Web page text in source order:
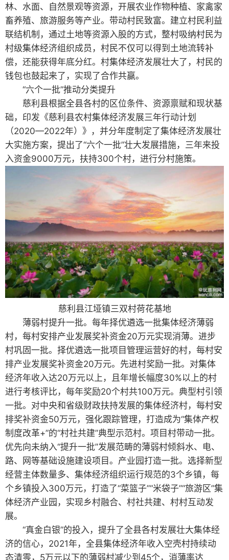
林、水面、自然景观等资源，开展农业作物种植、家禽家
畜养殖、旅游服务等产业。带动村民致富。建立村民利益
联结机制，通过土地等资源入股的方式，整村吸纳村民为
村级集体经济组织成员，村民不仅可以得到土地流转补
偿，还能获得年底分红。村集体经济发展壮大了，村民的
钱包也鼓起来了，实现了合作共赢。
“六个一批”推动分类提升
慈利县根据全县各村的区位条件、资源禀赋和现状基
础，印发《慈利县农村集体经济发展三年行动计划
（2020—2022年）》，并分年度制定了集体经济发展壮
大实施方案，提出了“六个一批”壮大发展措施，三年来投
入资金9000万元，扶持300个村，进行分村施策。
慈利县江垭镇三双村荷花基地
薄弱村提升一批。每年择优遴选一批集体经济薄弱
村，每村安排产业发展奖补资金20万元实现消薄。进步
村巩固一批。择优遴选一批项目管理运营好的村，每村安
排产业发展奖补资金20万元。先进村奖励一批。对集体
经济年收入达20万元以上，且年增长幅度30%以上的村
进行考核评比，每年奖励20个村共100万元。典型村引领
一批。对中央和省级财政扶持发展的集体经济村，每村安
排奖补资金50万元，强化跟踪管理，打造成为“集体产权
制度改革+”的“村社共建”典型示范村。项目村带动一批。
优先向未纳入“提升一批”发展范畴的薄弱村倾斜水、电、
路、网等基础设施建设项目。产业园打造一批。选择新型
经营主体数量多、集体经济组织运行规范的3个乡镇，每
个乡镇投入300万元，打造了“菜篮子”“米袋子”“旅游区”集
体经济产业园，实现乡村融合、村社共建、村村互动发
展。
“真金白银”的投入，提升了全县各村发展壮大集体经
济的信心，2021年，全县集体经济年收入空壳村持续动
态清零，5万元以下的薄弱村减少到45个，消薄率达